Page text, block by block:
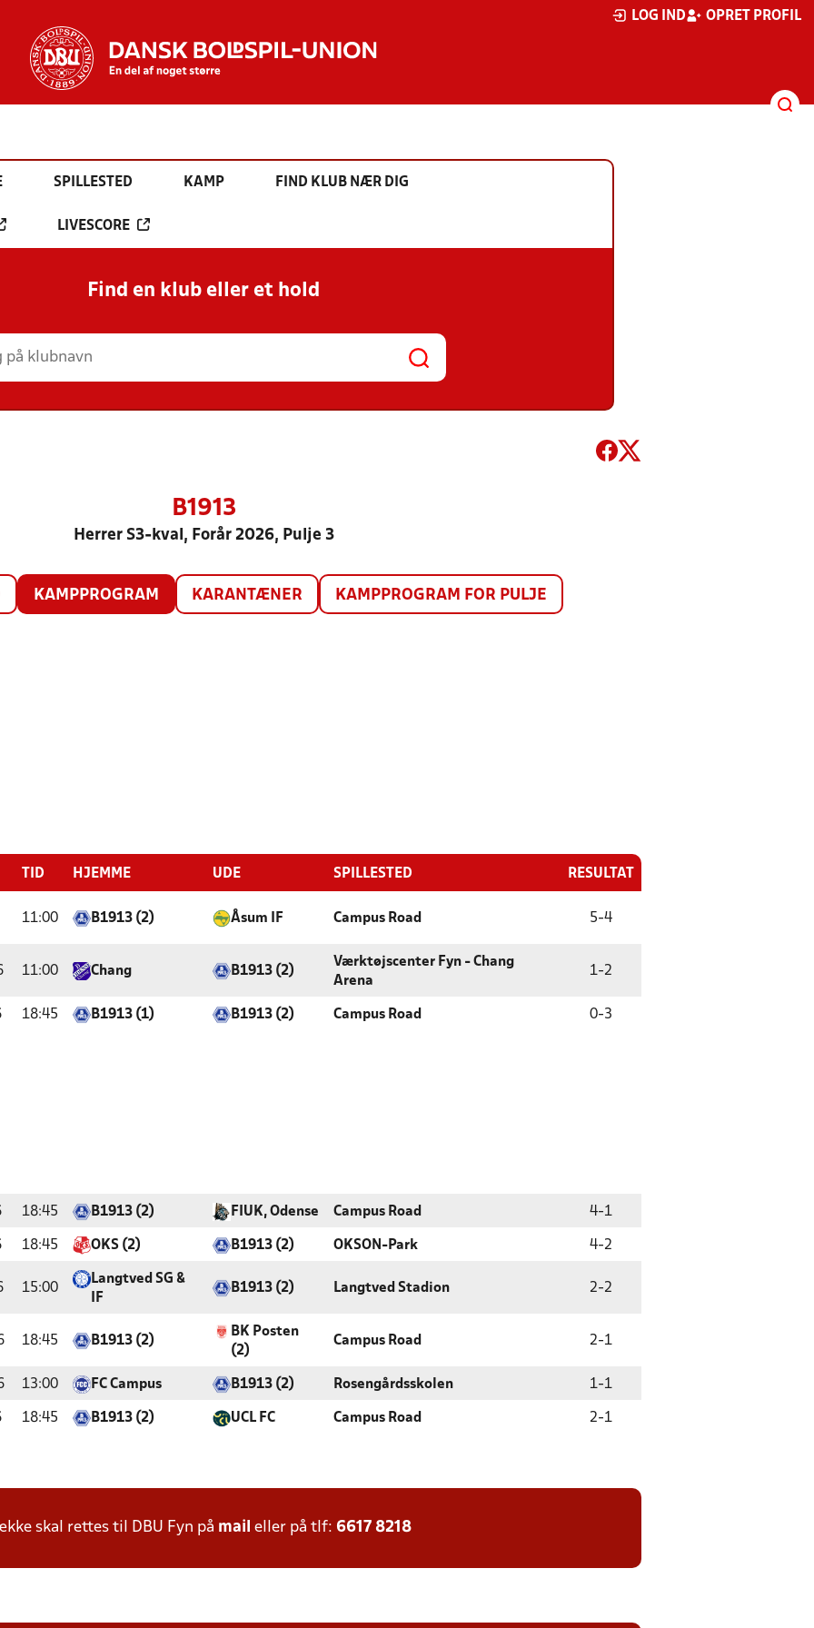
LOG IND OPRET PROFIL
SPILLESTED KAMP FIND KLUB NÆR DIG
LIVESCORE
Find en klub eller et hold
B1913
Herrer S3-kval, Forår 2026, Pulje 3
KAMPPROGRAM KARANTÆNER KAMPPROGRAM FOR PULJE
TID HJEMME UDE SPILLESTED RESULTAT
11:00 B1913 (2) Åsum IF Campus Road 5-4
11:00 Chang B1913 (2)
Værktøjscenter Fyn - Chang
Arena
1-2
18:45 B1913 (1) B1913 (2) Campus Road 0-3
18:45 B1913 (2) FIUK, Odense Campus Road 4-1
18:45 OKS (2) B1913 (2) OKSON-Park 4-2
15:00
Langtved SG &
IF
B1913 (2) Langtved Stadion 2-2
18:45 B1913 (2)
BK Posten
(2)
Campus Road 2-1
13:00 FC Campus B1913 (2) Rosengårdsskolen 1-1
18:45 B1913 (2) UCL FC Campus Road 2-1
skal rettes til DBU Fyn på mail eller på tlf: 6617 8218